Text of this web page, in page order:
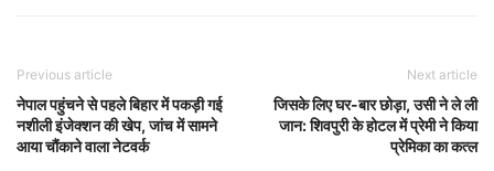
Previous article
नेपाल पहुंचने से पहले बिहार में पकड़ी गई
नशीली इंजेक्शन की खेप, जांच में सामने
आया चौंकाने वाला नेटवर्क
Next article
जिसके लिए घर-बार छोड़ा, उसी ने ले ली
जान: शिवपुरी के होटल में प्रेमी ने किया
प्रेमिका का कत्ल